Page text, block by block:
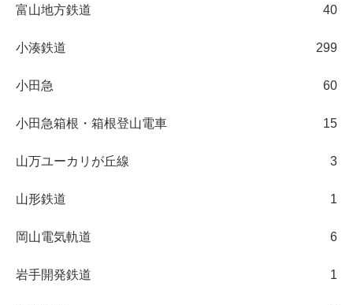
富山地方鉄道 40
小湊鉄道 299
小田急 60
小田急箱根・箱根登山電車 15
山万ユーカリが丘線 3
山形鉄道 1
岡山電気軌道 6
岩手開発鉄道 1